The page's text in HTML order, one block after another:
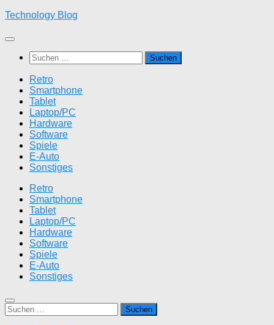
Zum
springen
Technology Blog
Suchen
nach:
Retro
Smartphone
Tablet
Laptop/PC
Hardware
Software
Spiele
E-Auto
Sonstiges
Retro
Smartphone
Tablet
Laptop/PC
Hardware
Software
Spiele
E-Auto
Sonstiges
Suchen
nach: